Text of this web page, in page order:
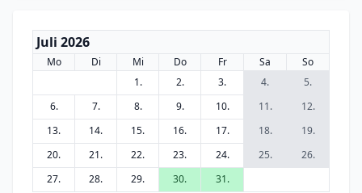
Juli 2026
Mo Di Mi Do Fr Sa
So
1.
2. 3. 4.
5.
6.
7. 8. 9. 10. 11.
12.
13.
14. 15. 16. 17. 18.
19.
20.
21. 22. 23. 24. 25.
26.
27.
28. 29. 30. 31.